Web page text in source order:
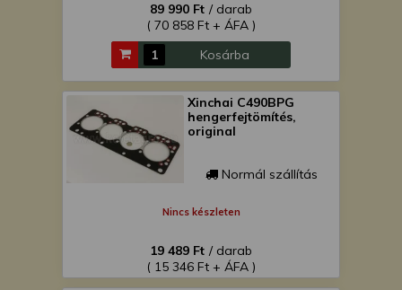
89 990 Ft / darab
( 70 858 Ft + ÁFA )
Kosárba
Xinchai C490BPG
hengerfejtömítés,
original
Normál szállítás
Nincs készleten
19 489 Ft / darab
( 15 346 Ft + ÁFA )